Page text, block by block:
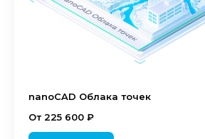
nanoCAD Облака точек
От 225 600 ₽